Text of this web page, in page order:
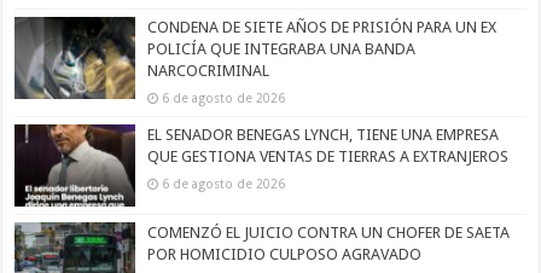
CONDENA DE SIETE AÑOS DE PRISIÓN PARA UN EX
POLICÍA QUE INTEGRABA UNA BANDA
NARCOCRIMINAL
6 de agosto de 2026
EL SENADOR BENEGAS LYNCH, TIENE UNA EMPRESA
QUE GESTIONA VENTAS DE TIERRAS A EXTRANJEROS
6 de agosto de 2026
COMENZÓ EL JUICIO CONTRA UN CHOFER DE SAETA
POR HOMICIDIO CULPOSO AGRAVADO